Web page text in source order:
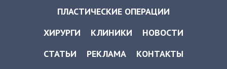
ПЛАСТИЧЕСКИЕ ОПЕРАЦИИ
ХИРУРГИ
КЛИНИКИ
НОВОСТИ
СТАТЬИ
РЕКЛАМА КОНТАКТЫ